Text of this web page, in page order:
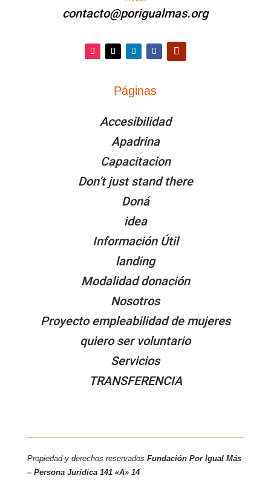
contacto@porigualmas.org
Páginas
Accesibilidad
Apadrina
Capacitacion
Don’t just stand there
Doná
idea
Información Útil
landing
Modalidad donación
Nosotros
Proyecto empleabilidad de mujeres
quiero ser voluntario
Servicios
TRANSFERENCIA
Propiedad y derechos reservados Fundación Por Igual Más
– Persona Jurídica 141 «A» 14